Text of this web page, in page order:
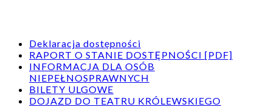
Deklaracja dostępności
RAPORT O STANIE DOSTĘPNOŚCI [PDF]
INFORMACJA DLA OSÓB
NIEPEŁNOSPRAWNYCH
BILETY ULGOWE
DOJAZD DO TEATRU KRÓLEWSKIEGO